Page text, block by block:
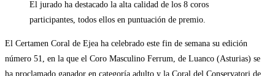
El jurado ha destacado la alta calidad de los 8 coros
participantes, todos ellos en puntuación de premio.
El Certamen Coral de Ejea ha celebrado este fin de semana su edición
número 51, en la que el Coro Masculino Ferrum, de Luanco (Asturias) se
ha proclamado ganador en categoría adulto y la Coral del Conservatori de